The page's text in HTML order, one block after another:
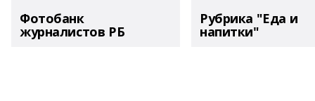
Фотобанк
журналистов РБ
Рубрика "Еда и
напитки"